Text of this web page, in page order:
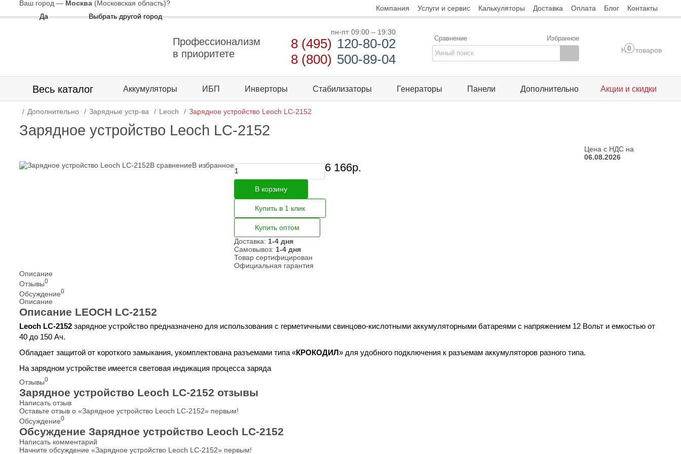
Ваш город — Москва (Московская область)?
Да
Выбрать другой город
Компания Услуги и сервис Калькуляторы Доставка Оплата Блог Контакты
Профессионализм
в приоритете
пн-пт 09:00 – 19:30
8 (495) 120-80-02
8 (800) 500-89-04
Сравнение Избранное
0
Нет товаров
Весь каталог Аккумуляторы ИБП Инверторы Стабилизаторы Генераторы Панели Дополнительно Акции и скидки
Дополнительно Зарядные устр-ва Leoch Зарядное устройство Leoch LC-2152
Зарядное устройство Leoch LC-2152
Цена с НДС на
06.08.2026
В сравнениеВ избранное 6 166р.
В корзину
Купить в 1 клик
Купить оптом
Доставка: 1-4 дня
Самовывоз: 1-4 дня
Товар сертифицирован
Официальная гарантия
Описание
Отзывы0
Обсуждение0
Описание
Описание LEOCH LC-2152
Leoch LC-2152 зарядное устройство предназначено для использования с герметичными свинцово-кислотными аккумуляторными батареями с напряжением 12 Вольт и емкостью от
40 до 150 Ач.
Обладает защитой от короткого замыкания, укомплектована разъемами типа «КРОКОДИЛ» для удобного подключения к разъемам аккумуляторов разного типа.
На зарядном устройстве имеется световая индикация процесса заряда
Отзывы0
Зарядное устройство Leoch LC-2152 отзывы
Написать отзыв
Оставьте отзыв о «Зарядное устройство Leoch LC-2152» первым!
Обсуждение0
Обсуждение Зарядное устройство Leoch LC-2152
Написать комментарий
Начните обсуждение «Зарядное устройство Leoch LC-2152» первым!